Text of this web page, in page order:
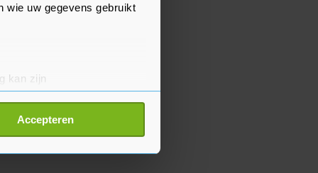
wie uw gegevens gebruikt
kan zijn
detailgedeelte
cookiepagina kun je
Accepteren